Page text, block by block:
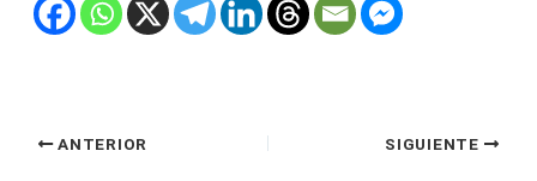
ANTERIOR SIGUIENTE